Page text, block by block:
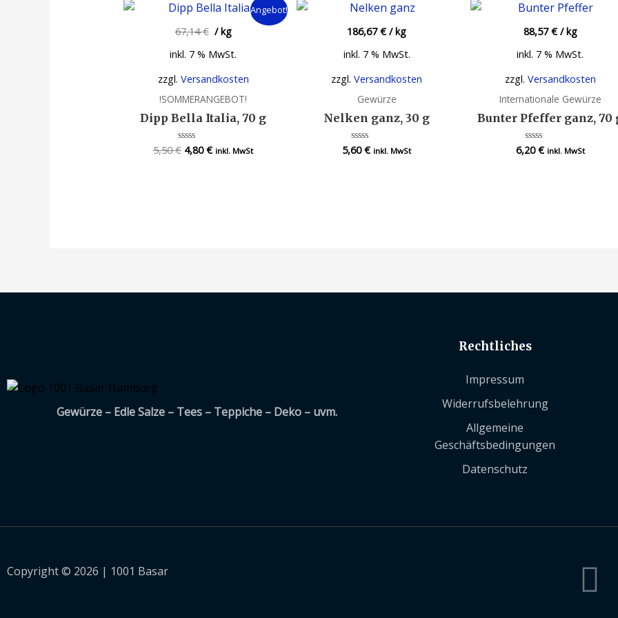
Angebot!
67,14€ /kg
inkl. 7 % MwSt.
zzgl. Versandkosten
!SOMMERANGEBOT!
Dipp Bella Italia, 70 g
Bewertet
mit
5,50€ 4,80€ inkl. MwSt
186,67€/kg
inkl. 7 % MwSt.
zzgl.Versandkosten
Gewürze
Nelken ganz, 30 g
Bewertet
5,60€ inkl. MwSt
88,57€/kg
inkl. 7 % MwSt.
zzgl. Versandkosten
Internationale Gewürze
Bunter Pfeffer ganz, 70
Bewertet
6,20€ inkl. MwSt
Gewürze – Edle Salze – Tees – Teppiche – Deko – uvm.
Rechtliches
Impressum
Widerrufsbelehrung
Allgemeine
Geschäftsbedingungen
Datenschutz
Copyright © 2026 | 1001 Basar